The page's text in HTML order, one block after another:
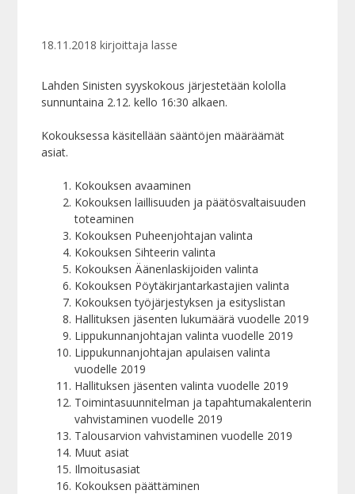
18.11.2018 kirjoittajalasse
Lahden Sinisten syyskokous järjestetään kololla
sunnuntaina 2.12. kello 16:30 alkaen.
Kokouksessa käsitellään sääntöjen määräämät
asiat.
Kokouksen avaaminen
Kokouksen laillisuuden ja päätösvaltaisuuden
toteaminen
Kokouksen Puheenjohtajan valinta
Kokouksen Sihteerin valinta
Kokouksen Äänenlaskijoiden valinta
Kokouksen Pöytäkirjantarkastajien valinta
Kokouksen työjärjestyksen ja esityslistan
Hallituksen jäsenten lukumäärä vuodelle 2019
Lippukunnanjohtajan valinta vuodelle 2019
Lippukunnanjohtajan apulaisen valinta
vuodelle 2019
Hallituksen jäsenten valinta vuodelle 2019
Toimintasuunnitelman ja tapahtumakalenterin
vahvistaminen vuodelle 2019
Talousarvion vahvistaminen vuodelle 2019
Muut asiat
Ilmoitusasiat
Kokouksen päättäminen